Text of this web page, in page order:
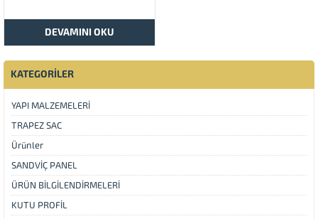
DEVAMINI OKU
KATEGORİLER
YAPI MALZEMELERİ
TRAPEZ SAC
Ürünler
SANDVİÇ PANEL
ÜRÜN BİLGİLENDİRMELERİ
KUTU PROFİL